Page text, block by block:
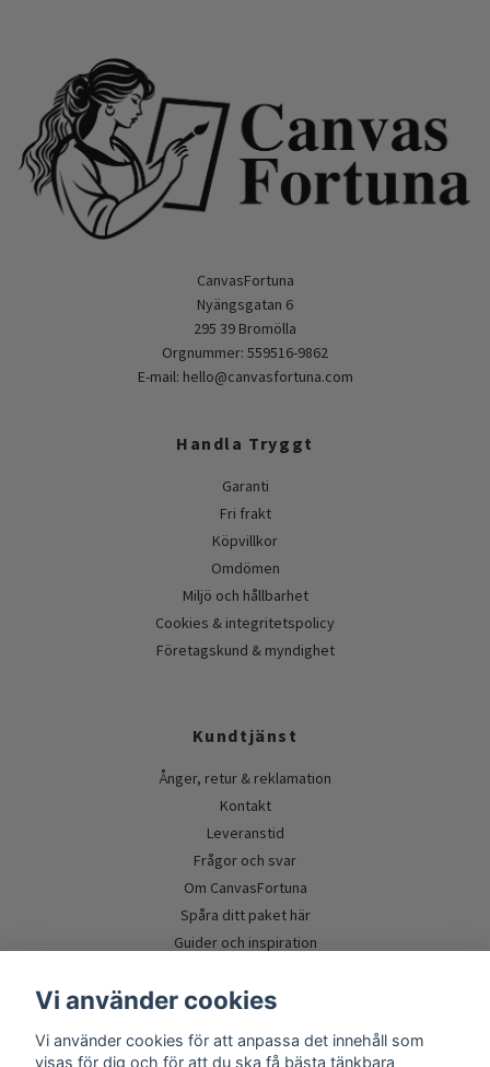
CanvasFortuna
Nyängsgatan 6
295 39 Bromölla
Orgnummer: 559516-9862
E-mail: hello@canvasfortuna.com
Handla Tryggt
Garanti
Fri frakt
Köpvillkor
Omdömen
Miljö och hållbarhet
Cookies & integritetspolicy
Företagskund & myndighet
Kundtjänst
Ånger, retur & reklamation
Kontakt
Leveranstid
Frågor och svar
Om CanvasFortuna
Spåra ditt paket här
Guider och inspiration
Vi använder cookies
Vi använder cookies för att anpassa det innehåll som
visas för dig och för att du ska få bästa tänkbara